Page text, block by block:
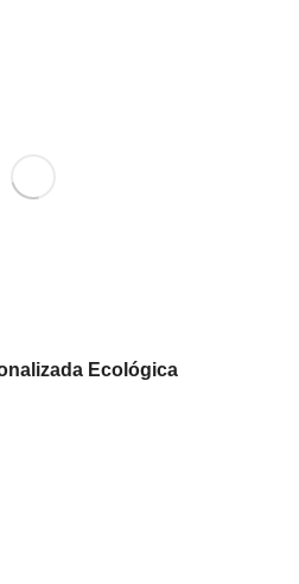
Ecológica